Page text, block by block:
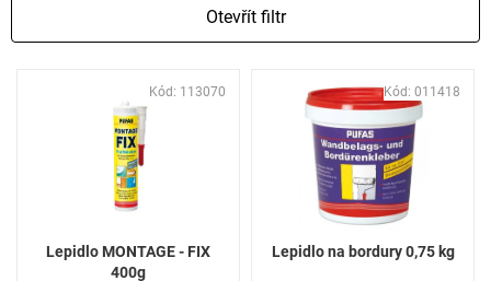
Otevřít filtr
Lepidlo MONTAGE - FIX
400g
Kód: 113070
Lepidlo na bordury 0,75 kg
Kód: 011418